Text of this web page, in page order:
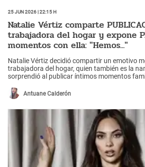
25 Jun 2026 | 22:15 h
Natalie Vértiz comparte
trabajadora del hogar y expone
momentos con ella: "Hemos..."
Natalie Vértiz decidió compartir un emotivo
trabajadora del hogar, quien también es la
sorprendió al publicar íntimos momentos
Antuane Calderón